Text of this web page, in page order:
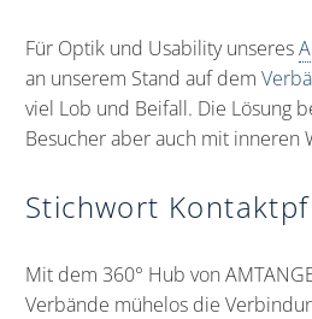
Für Optik und Usability unseres
an unserem Stand auf dem
viel Lob und Beifall. Die Lösung
Besucher aber auch mit inneren
Stichwort
Mit dem 360° Hub von
Verbände mühelos die